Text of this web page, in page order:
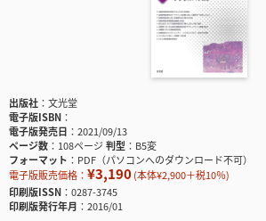
出版社
文光堂
電子版ISBN
電子版発売日
2021/09/13
ページ数
108ページ判型
B5変
フォーマット
PDF（パソコンへのダウンロード不可）
電子版販売価格： ¥3,190(本体¥2,900＋税10％)
印刷版ISSN
0287-3745
印刷版発行年月
2016/01